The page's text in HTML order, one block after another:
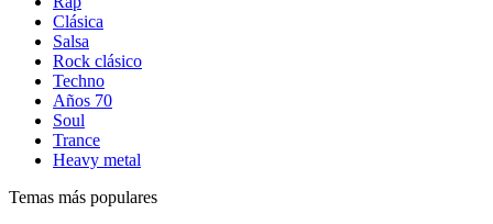
Clásica
Salsa
Rock clásico
Techno
Años 70
Soul
Trance
Heavy metal
Temas más populares